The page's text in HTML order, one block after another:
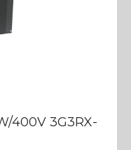
400V 3G3RX-